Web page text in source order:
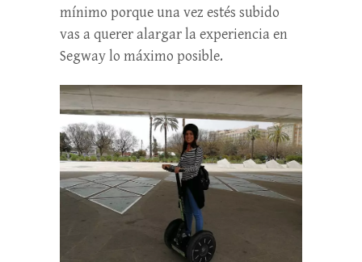
mínimo porque una vez estés subido
vas a querer alargar la experiencia en
Segway lo máximo posible.